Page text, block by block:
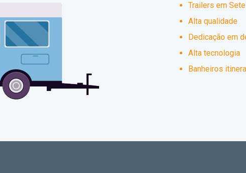
Trailers em
Alta qualidade
Dedicação em
Alta tecnologia
Banheiros